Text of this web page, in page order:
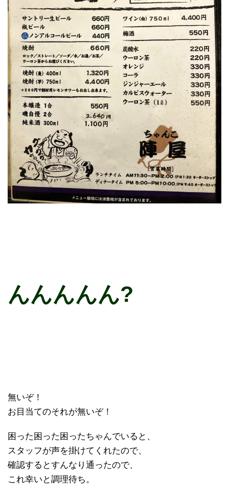
んんんんん?
無いぞ！
お目当てのそれが無いぞ！
困った困った困ったちゃんでいると、
スタッフが声を掛けてくれたので、
確認するとすんなり通ったので、
これ幸いと調理待ち。